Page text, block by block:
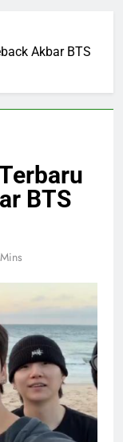
Akbar BTS
BTS